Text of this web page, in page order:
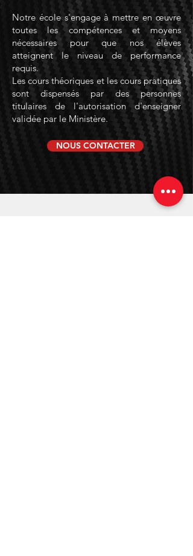
Notre école s'engage à mettre en œuvre
toutes les compétences et moyens
nécessaires pour que nos élèves
atteignent le niveau de performance
requis.
Les cours théoriques et les cours pratiques
sont dispensés par des personnes
titulaires de l'autorisation d'enseigner
validée par le Ministère.
NOUS CONTACTER